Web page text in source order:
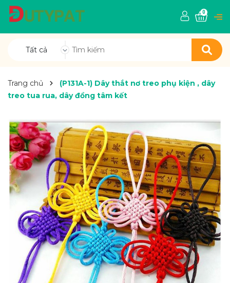
Tất cả
0
Trang chủ
(P131A-1) Dây thắt nơ treo phụ kiện , dây
treo tua rua, dây đồng tâm kết